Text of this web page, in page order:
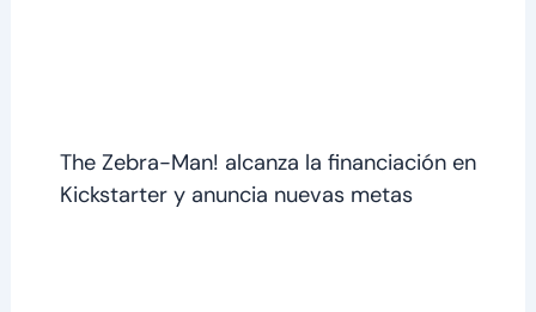
The Zebra-Man! alcanza la financiación en
Kickstarter y anuncia nuevas metas